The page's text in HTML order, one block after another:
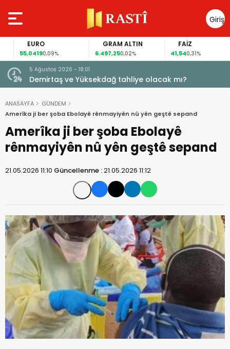
Giriş
Yap
EURO
55,04190,09%
GRAM ALTIN
6.497,250,02%
FAİZ
41,540,31%
5 Ağustos 2026 - 18:01
Demirtaş ve Yüksekdağ tahliye olacak mı?
ANASAYFA
GÜNDEM
Amerîka ji ber şoba Ebolayê rênmayiyên nû yên geştê sepand
Amerîka ji ber şoba Ebolayê
rênmayiyên nû yên geştê sepand
21.05.2026 11:10 Güncellenme :21.05.2026 11:12